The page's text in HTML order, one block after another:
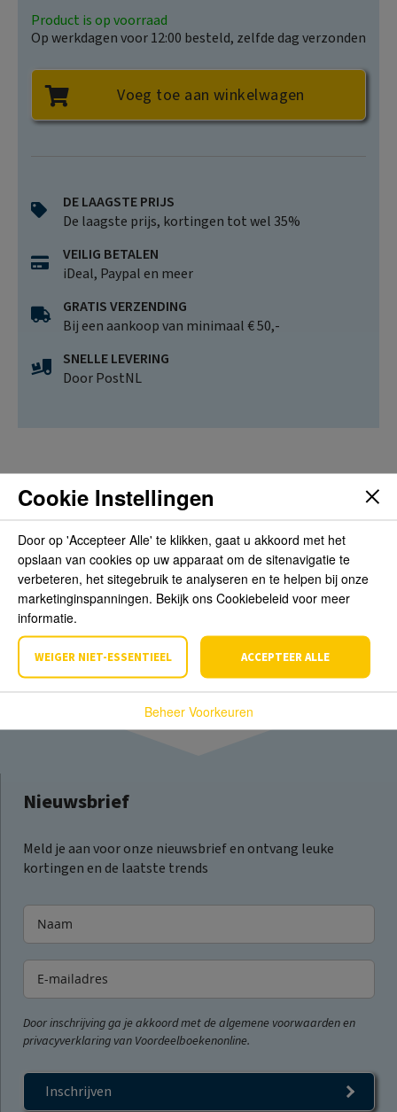
Product is op voorraad
Op werkdagen voor 12:00 besteld, zelfde dag verzonden
Voeg toe aan winkelwagen
DE LAAGSTE PRIJS
De laagste prijs, kortingen tot wel 35%
VEILIG BETALEN
iDeal, Paypal en meer
GRATIS VERZENDING
Bij een aankoop van minimaal € 50,-
SNELLE LEVERING
Door PostNL
Beoordelingen
Schrijf de eerste review over dit product
Schrijf een beoordeling
Nieuwsbrief
Meld je aan voor onze nieuwsbrief en ontvang leuke
kortingen en de laatste trends
Door inschrijving ga je akkoord met de algemene voorwaarden en
privacyverklaring van Voordeelboekenonline.
Inschrijven
Cookie Instellingen
Door op 'Accepteer Alle' te klikken, gaat u akkoord met het
opslaan van cookies op uw apparaat om de sitenavigatie te
verbeteren, het sitegebruik te analyseren en te helpen bij onze
marketinginspanningen. Bekijk ons Cookiebeleid voor meer
informatie.
WEIGER NIET-ESSENTIEEL ACCEPTEER ALLE
Beheer Voorkeuren